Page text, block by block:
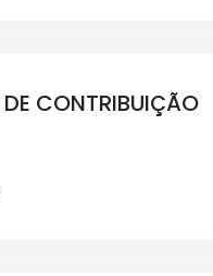
CONTRIBUIÇÃO